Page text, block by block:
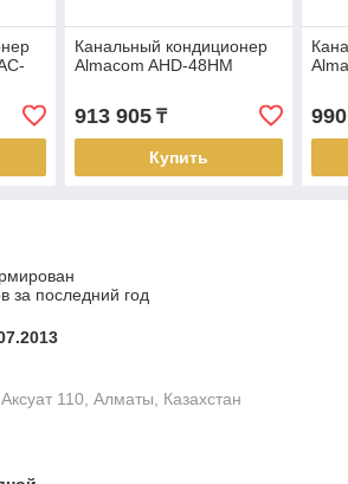
Канальный кондиционер
Almacom AHD-48HМ
913 905₸
Купить
за последний год
110, Алматы, Казахстан